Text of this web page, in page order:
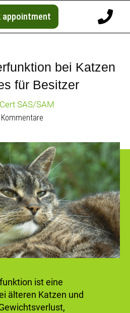
appointment
bei Katzen
für Besitzer
SAS/SAM
Kommentare
ist eine
älteren Katzen und